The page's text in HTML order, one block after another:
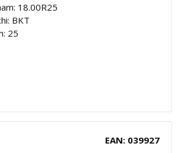
18.00R25
BKT
25
EAN: 039927